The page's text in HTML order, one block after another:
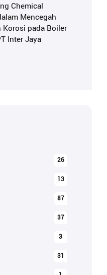
Chemical
Mencegah
Korosi pada Boiler
Inter Jaya
26
13
87
37
3
31